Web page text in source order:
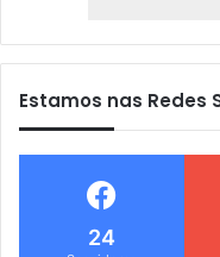
Estamos nas Redes
24